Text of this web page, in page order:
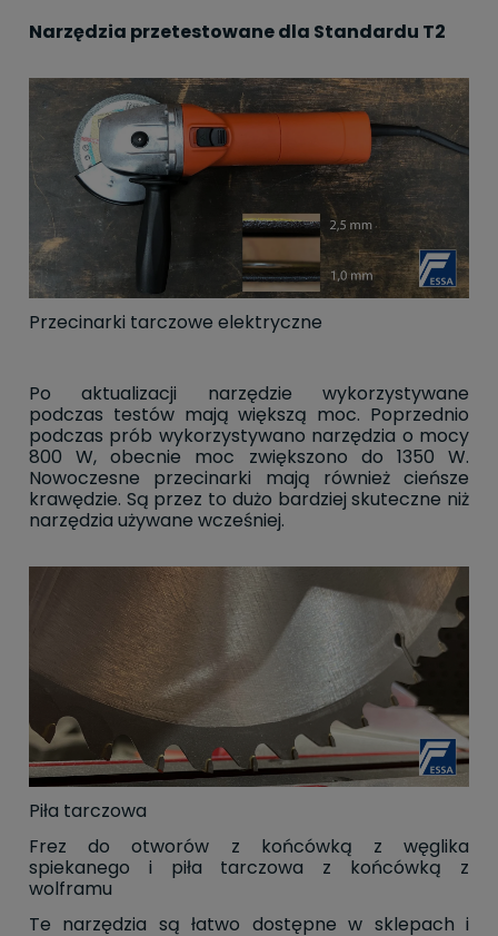
Narzędzia przetestowane dla Standardu T2
Przecinarki tarczowe elektryczne
Po aktualizacji narzędzie wykorzystywane
podczas testów mają większą moc. Poprzednio
podczas prób wykorzystywano narzędzia o mocy
800 W, obecnie moc zwiększono do 1350 W.
Nowoczesne przecinarki mają również cieńsze
krawędzie. Są przez to dużo bardziej skuteczne niż
narzędzia używane wcześniej.
Piła tarczowa
Frez do otworów z końcówką z węglika
spiekanego i piła tarczowa z końcówką z
wolframu
Te narzędzia są łatwo dostępne w sklepach i